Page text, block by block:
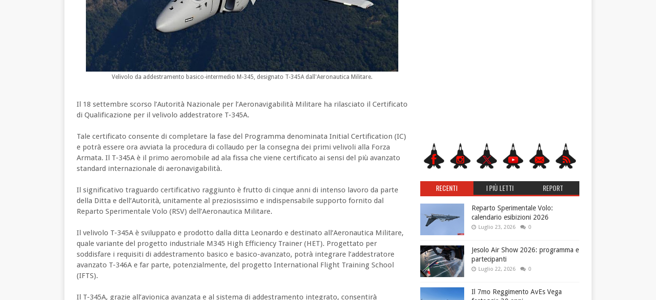
Velivolo da addestramento basico-intermedio M-345, designato T-345A dall'Aeronautica Militare.
Il 18 settembre scorso l’Autorità Nazionale per l’Aeronavigabilità Militare ha rilasciato il Certificato
di Qualificazione per il velivolo addestratore T-345A.
Tale certificato consente di completare la fase del Programma denominata Initial Certification (IC)
e potrà essere ora avviata la procedura di collaudo per la consegna dei primi velivoli alla Forza
Armata. Il T-345A è il primo aeromobile ad ala fissa che viene certificato ai sensi del più avanzato
standard internazionale di aeronavigabilità.
Il significativo traguardo certificativo raggiunto è frutto di cinque anni di intenso lavoro da parte
della Ditta e dell’Autorità, unitamente al preziosissimo e indispensabile supporto fornito dal
Reparto Sperimentale Volo (RSV) dell’Aeronautica Militare.
Il velivolo T-345A è sviluppato e prodotto dalla ditta Leonardo e destinato all’Aeronautica Militare,
quale variante del progetto industriale M345 High Efficiency Trainer (HET). Progettato per
soddisfare i requisiti di addestramento basico e basico-avanzato, potrà integrare l’addestratore
avanzato T-346A e far parte, potenzialmente, del progetto International Flight Training School
(IFTS).
Il T-345A, grazie all’avionica avanzata e al sistema di addestramento integrato, consentirà
RECENTI I PIÙ LETTI REPORT
Reparto Sperimentale Volo:
calendario esibizioni 2026
Luglio 23, 2026 0
Jesolo Air Show 2026: programma e
partecipanti
Luglio 22, 2026 0
Il 7mo Reggimento AvEs Vega